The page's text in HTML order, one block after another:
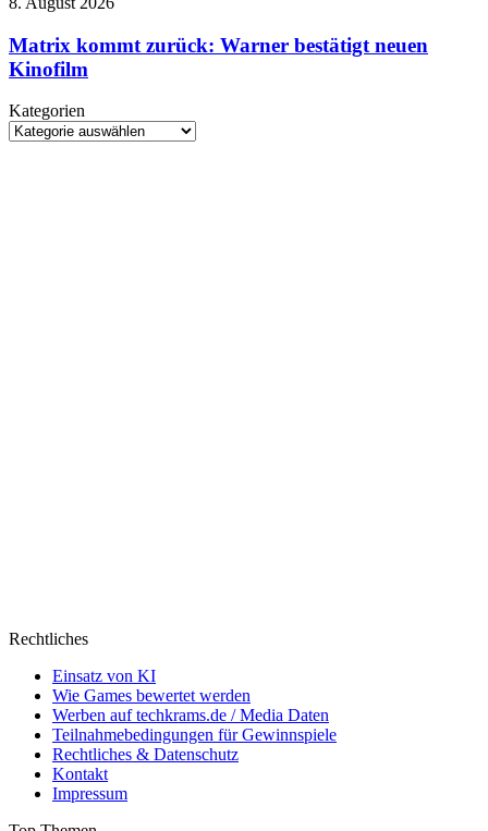
–
er
sieht
wie
ein
zurück:
Warner
bestätigt
Kinofilm
Matrix kommt zurück: Warner bestätigt neuen
Kinofilm
Kategorien
Kategorien
Rechtliches
Einsatz von KI
Wie Games bewertet werden
Werben auf techkrams.de / Media Daten
Teilnahmebedingungen für Gewinnspiele
Rechtliches & Datenschutz
Kontakt
Impressum